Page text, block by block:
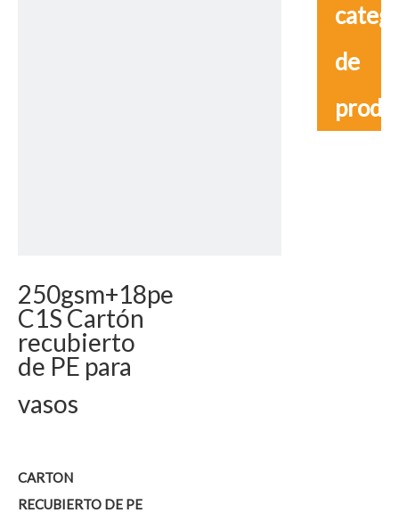
250gsm+18pe
C1S Cartón
recubierto
de PE para
vasos
CARTON
RECUBIERTO DE PE
de